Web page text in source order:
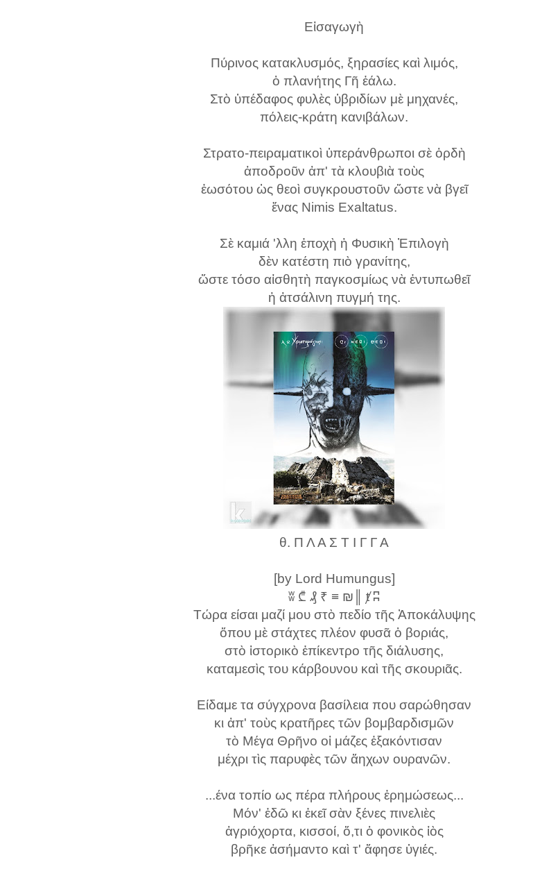
Εἰσαγωγὴ
Πύρινος κατακλυσμός, ξηρασίες καὶ λιμός,
ὁ πλανήτης Γῆ ἐάλω.
Στὸ ὑπέδαφος φυλὲς ὑβριδίων μὲ μηχανές,
πόλεις-κράτη κανιβάλων.
Στρατο-πειραματικοὶ ὑπεράνθρωποι σὲ ὀρδὴ
ἀποδροῦν ἀπ' τὰ κλουβιὰ τοὺς
ἐωσότου ὡς θεοὶ συγκρουστοῦν ὥστε νὰ βγεῖ
ἕνας Nimis Exaltatus.
Σὲ καμιά 'λλη ἐποχὴ ἡ Φυσικὴ Ἐπιλογὴ
δὲν κατέστη πιὸ γρανίτης,
ὥστε τόσο αἰσθητὴ παγκοσμίως νὰ ἐντυπωθεῖ
ἡ ἀτσάλινη πυγμή της.
θ. Π Λ Α Σ Τ Ι Γ Γ Α
[by Lord Humungus]
ʬ ₾ ₰ ₹ ≡ ₪║ ⱦ ʭ
Τώρα είσαι μαζί μου στὸ πεδίο τῆς Ἀποκάλυψης
ὅπου μὲ στάχτες πλέον φυσᾶ ὁ βοριάς,
στὸ ἱστορικὸ ἐπίκεντρο τῆς διάλυσης,
καταμεσὶς του κάρβουνου καὶ τῆς σκουριᾶς.
Είδαμε τα σύγχρονα βασίλεια που σαρώθησαν
κι ἀπ' τοὺς κρατῆρες τῶν βομβαρδισμῶν
τὸ Μέγα Θρῆνο οἱ μάζες ἐξακόντισαν
μέχρι τὶς παρυφὲς τῶν ἄηχων oυρανῶν.
...ένα τοπίο ως πέρα πλήρους ἐρημώσεως...
Μόν' ἐδῶ κι ἐκεῖ σὰν ξένες πινελιὲς
ἀγριόχορτα, κισσοί, ὅ,τι ὁ φονικὸς ἰὸς
βρῆκε ἀσήμαντο καὶ τ' ἄφησε ὑγιές.